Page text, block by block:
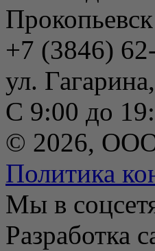
Прокопьевск
+7 (3846)
ул.
С 9:00 до
© 2026, ООО
Политика
Мы в
Разработка